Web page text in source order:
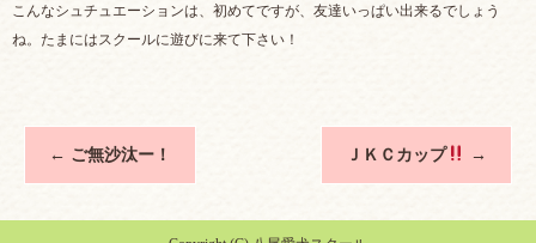
こんなシュチュエーションは、初めてですが、友達いっぱい出来るでしょう
ね。たまにはスクールに遊びに来て下さい！
← ご無沙汰ー！ ＪＫＣカップ →